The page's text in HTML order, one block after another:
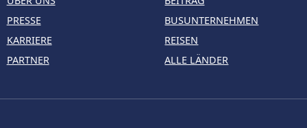
PRESSE
KARRIERE
PARTNER
BUSUNTERNEHMEN
REISEN
ALLE LÄNDER